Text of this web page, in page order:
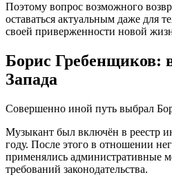
Поэтому вопрос возможного
оставаться актуальным даже для
своей приверженности новой
Борис Гребенщиков:
Запада
Совершенно иной путь выбрал
Музыкант был включён в реестр
году. После этого в отношении
применялись административные
требований законодательства.